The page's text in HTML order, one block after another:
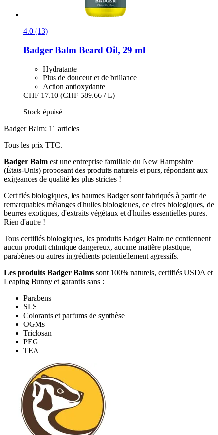
4.0 (13)
Badger Balm Beard Oil, 29 ml
Hydratante
Plus de douceur et de brillance
Action antioxydante
CHF 17.10 (CHF 589.66 / L)
Stock épuisé
Badger Balm: 11 articles
Tous les prix TTC.
Badger Balm est une entreprise familiale du New Hampshire
(États-Unis) proposant des produits naturels et purs, répondant aux
exigeances de qualité les plus strictes !
Certifiés biologiques, les baumes Badger sont fabriqués à partir de
remarquables mélanges d'huiles biologiques, de cires biologiques, de
beurres exotiques, d'extraits végétaux et d'huiles essentielles pures.
Rien d'autre !
Tous certifiés biologiques, les produits Badger Balm ne contiennent
aucun produit chimique dangereux, aucune matière plastique,
parabènes ou autres ingrédients potentiellement agressifs.
Les produits Badger Balms sont 100% naturels, certifiés USDA et
Leaping Bunny et garantis sans :
Parabens
SLS
Colorants et parfums de synthèse
OGMs
Triclosan
PEG
TEA